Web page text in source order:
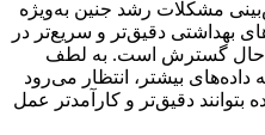
مشکلات رشد جنین به‌ویژه
بهداشتی دقیق‌تر و سریع‌تر در
حال گسترش است. به لطف
بیشتر، انتظار می‌رود
دقیق‌تر و کارآمدتر عمل